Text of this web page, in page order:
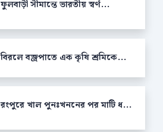
ফুলবাড়ী সীমান্তে ভারতীয় স্বর্ণ...
বিরলে বজ্রপাতে এক কৃষি শ্রমিকে...
রংপুরে খাল পুনঃখননের পর মাটি ধ...